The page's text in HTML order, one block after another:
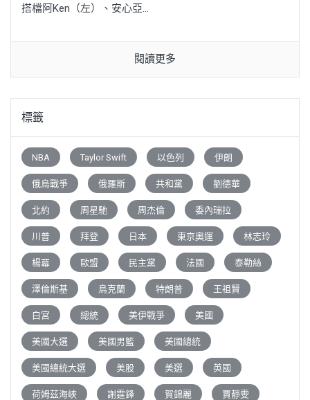
搭檔阿Ken（左）、安心亞...
閱讀更多
標籤
NBA Taylor Swift 以色列 伊朗
俄烏戰爭 俄羅斯 共和黨 劉德華
北約 周星馳 周杰倫 委內瑞拉
川普 拜登 日本 東京奧運 林志玲
楊冪 歐盟 民主黨 法國 泰勒絲
澤倫斯基 烏克蘭 特朗普 王祖賢
白宮 總統 美伊戰爭 美國
美國大選 美國男籃 美國總統
美國總統大選 美股 美選 英國
荷姆茲海峽 謝霆鋒 賀錦麗 賈靜雯